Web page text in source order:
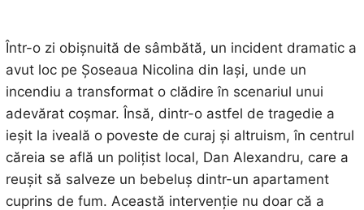
Într-o zi obișnuită de sâmbătă, un incident dramatic a
avut loc pe Șoseaua Nicolina din Iași, unde un
incendiu a transformat o clădire în scenariul unui
adevărat coșmar. Însă, dintr-o astfel de tragedie a
ieșit la iveală o poveste de curaj și altruism, în centrul
căreia se află un polițist local, Dan Alexandru, care a
reușit să salveze un bebeluș dintr-un apartament
cuprins de fum. Această intervenție nu doar că a